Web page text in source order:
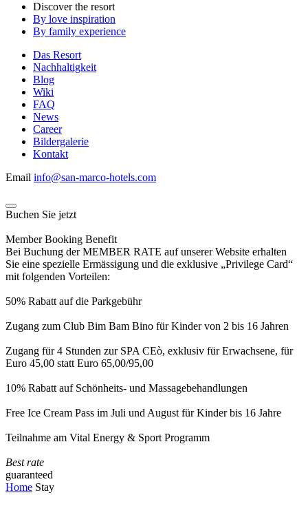
Discover the resort
By love inspiration
By family experience
Das Resort
Nachhaltigkeit
Blog
Wiki
FAQ
News
Career
Bildergalerie
Kontakt
Email info@san-marco-hotels.com
Buchen Sie jetzt
Member Booking Benefit
Bei Buchung der MEMBER RATE auf unserer Website erhalten
Sie eine spezielle Ermässigung und die exklusive „Privilege Card“
mit folgenden Vorteilen:
50% Rabatt auf die Parkgebühr
Zugang zum Club Bim Bam Bino für Kinder von 2 bis 16 Jahren
Zugang für 4 Stunden zur SPA CEò, exklusiv für Erwachsene, für
Euro 45,00 statt Euro 65,00/95,00
10% Rabatt auf Schönheits- und Massagebehandlungen
Free Ice Cream Pass im Juli und August für Kinder bis 16 Jahre
Teilnahme am Vital Energy & Sport Programm
Best rate
guaranteed
Home Stay